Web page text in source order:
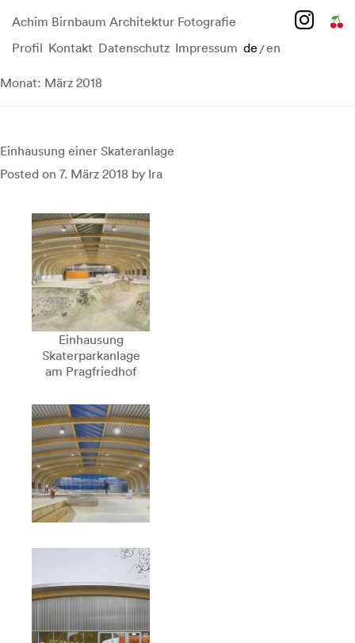
Achim Birnbaum Architektur Fotografie
Profil Kontakt Datenschutz Impressum de/en
Skip
content
Monat: März 2018
Einhausung einer Skateranlage
Posted on 7. März 2018 by Ira
Einhausung
Skaterparkanlage
am Pragfriedhof